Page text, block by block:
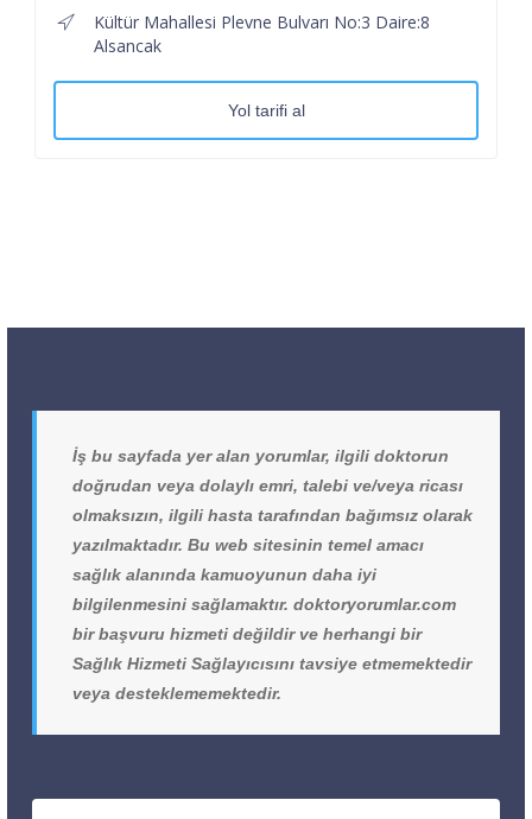
Kültür Mahallesi Plevne Bulvarı No:3 Daire:8
Alsancak
Yol tarifi al
İş bu sayfada yer alan yorumlar, ilgili doktorun
doğrudan veya dolaylı emri, talebi ve/veya ricası
olmaksızın, ilgili hasta tarafından bağımsız olarak
yazılmaktadır. Bu web sitesinin temel amacı
sağlık alanında kamuoyunun daha iyi
bilgilenmesini sağlamaktır. doktoryorumlar.com
bir başvuru hizmeti değildir ve herhangi bir
Sağlık Hizmeti Sağlayıcısını tavsiye etmemektedir
veya desteklememektedir.